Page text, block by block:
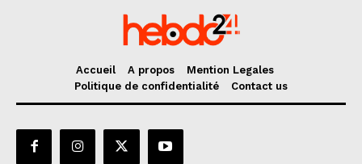
Accueil A propos
Mention Legales
Politique de confidentialité
Contact us